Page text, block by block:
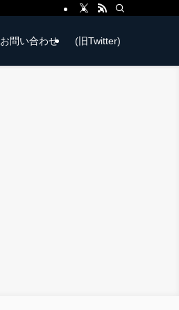
お問い合わせ (旧Twitter)